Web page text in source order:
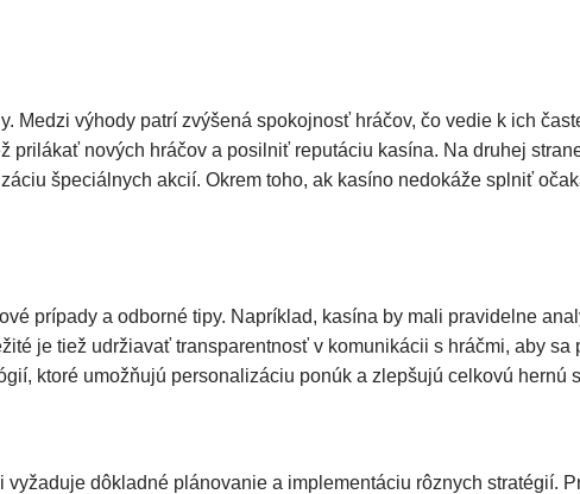
Medzi výhody patrí zvýšená spokojnosť hráčov, čo vedie k ich
prilákať nových hráčov a posilniť reputáciu kasína. Na druhej
špeciálnych akcií. Okrem toho, ak kasíno nedokáže splniť
prípady a odborné tipy. Napríklad, kasína by mali pravidelne
je tiež udržiavať transparentnosť v komunikácii s hráčmi, aby sa
ktoré umožňujú personalizáciu ponúk a zlepšujú celkovú hernú
dôkladné plánovanie a implementáciu rôznych stratégií.